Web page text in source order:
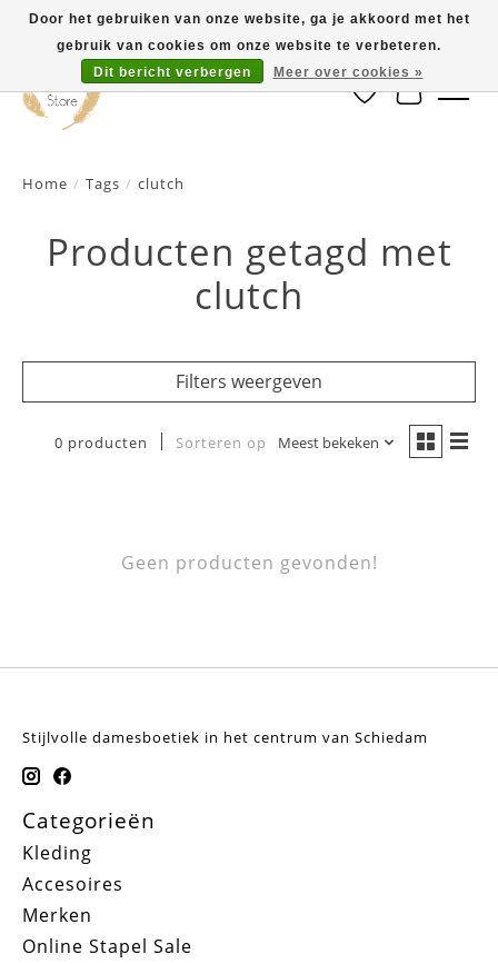
Verlanglijst
Home / Tags / clutch
Producten getagd met
clutch
Filters weergeven
0 producten Sorteren op Meest bekeken
Geen producten gevonden!
Stijlvolle damesboetiek in het centrum van Schiedam
Categorieën
Kleding
Accesoires
Merken
Online Stapel Sale
Door het gebruiken van onze website, ga je akkoord met het
gebruik van cookies om onze website te verbeteren.
Dit bericht verbergen
Meer over cookies »